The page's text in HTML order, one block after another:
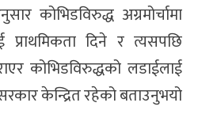
कोभिडविरुद्ध अग्रमोर्चामा
प्राथमिकता दिने र त्यसपछि
कोभिडविरुद्धको लडाईलाई
केन्द्रित रहेको बताउनुभयो